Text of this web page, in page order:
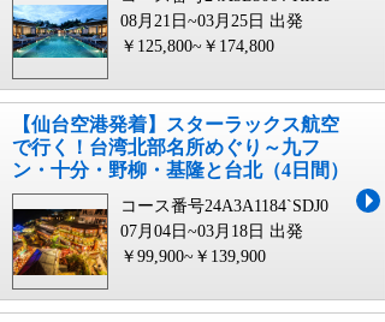
08月21日~03月25日 出発
￥125,800~￥174,800
【仙台空港発着】スターラックス航空
で行く！台湾北部名所めぐり～九フ
ン・十分・野柳・基隆と台北（4日間）
コース番号24A3A1184`SDJ0
07月04日~03月18日 出発
￥99,900~￥139,900